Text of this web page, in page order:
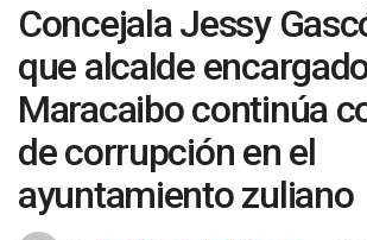
Concejala Jessy
que alcalde
Maracaibo continúa
de corrupción en el
ayuntamiento zuliano